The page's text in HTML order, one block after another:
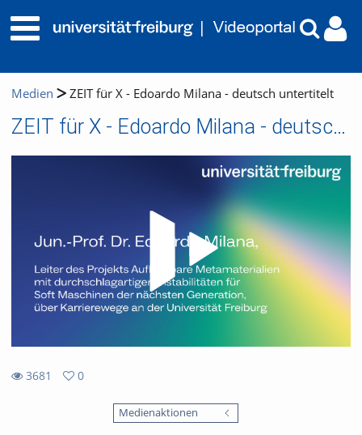
Medien ZEIT für X - Edoardo Milana - deutsch untertitelt
ZEIT für X - Edoardo Milana - deutsch untertitelt
3681
0
Medienaktionen